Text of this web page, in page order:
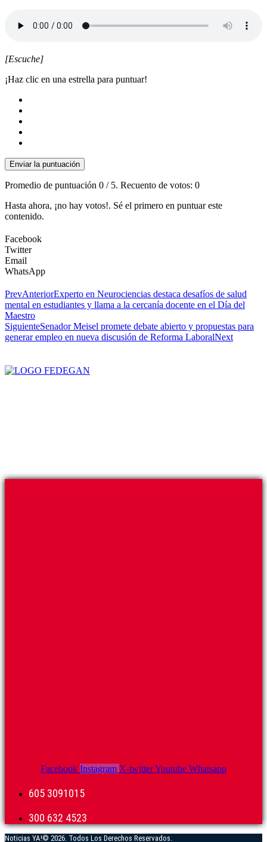
[Escuche]
¡Haz clic en una estrella para puntuar!
Enviar la puntuación
Promedio de puntuación 0 / 5. Recuento de votos: 0
Hasta ahora, ¡no hay votos!. Sé el primero en puntuar este
contenido.
Facebook
Twitter
Email
WhatsApp
PrevAnteriorExperto en Neurociencias destaca desafíos de salud
mental en estudiantes y llama a la cercanía docente en el Día del
Maestro
SiguienteSenador Meisel promete debate abierto y propuestas para
generar empleo en nueva discusión de Reforma LaboralNext
Facebook Instagram X-twitterYoutube Whatsapp
605 3091015
300 632 4523
Noticias YA!© 2026. Todos Los Derechos Reservados.